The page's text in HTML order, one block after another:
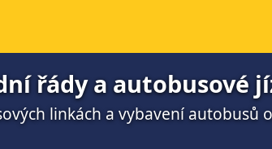
řády a autobusové
linkách a vybavení autobusů